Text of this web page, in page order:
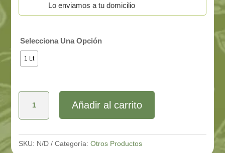
Lo enviamos a tu domicilio
Selecciona Una Opción
1 Lt
Vinagre
Los
Jesuitas
Añadir al carrito
SKU: N/D Categoría:Otros Productos